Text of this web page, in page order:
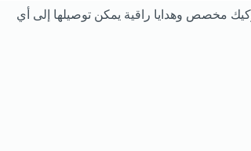
مخصص وهدايا راقية يمكن توصيلها إلى أي